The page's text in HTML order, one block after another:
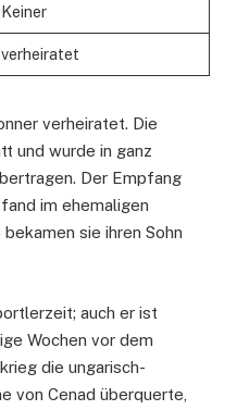
Keiner
verheiratet
verheiratet. Die
und wurde in ganz
Der Empfang
im ehemaligen
sie ihren Sohn
auch er ist
Wochen vor dem
die ungarisch-
von Cenad überquerte,